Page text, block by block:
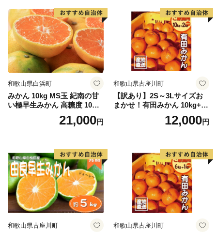
和歌山県白浜町
みかん 10kg MS玉 紀南の甘
い極早生みかん 高糖度 10月
以降発送 マルチ被覆栽培
21,000円
和歌山県古座川町
【訳あり】2S～3Lサイズお
まかせ！有田みかん 10kg+2k
g保証分 11月から12月下旬ま
でに順次発送致します。 / 訳
ん 和歌山 ご家庭用
12,000円
和歌山県古座川町 和歌山県古座川町